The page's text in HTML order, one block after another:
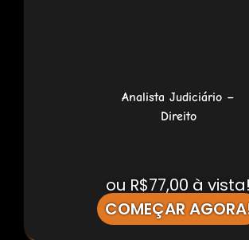
Analista Judiciário –
Direito
ou R$77,00 à vista!
COMEÇAR